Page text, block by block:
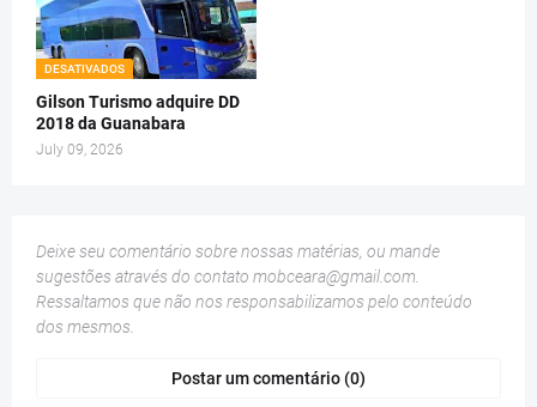
DESATIVADOS
Gilson Turismo adquire DD
2018 da Guanabara
July 09, 2026
Deixe seu comentário sobre nossas matérias, ou mande
sugestões através do contato mobceara@gmail.com
Ressaltamos que não nos responsabilizamos pelo conteúdo
dos mesmos.
Postar um comentário (0)